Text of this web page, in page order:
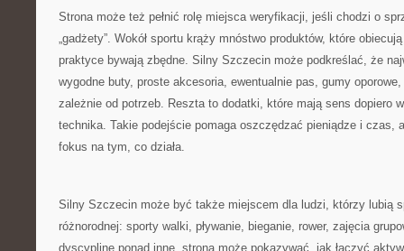
Strona może też pełnić rolę miejsca weryfikacji, jeśli chodzi o
„gadżety”. Wokół sportu krąży mnóstwo produktów, które
praktyce bywają zbędne. Silny Szczecin może podkreślać, że
wygodne buty, proste akcesoria, ewentualnie pas, gumy
zależnie od potrzeb. Reszta to dodatki, które mają sens dopiero
technika. Takie podejście pomaga oszczędzać pieniądze i czas,
fokus na tym, co działa.
Silny Szczecin może być także miejscem dla ludzi, którzy lubią
różnorodnej: sporty walki, pływanie, bieganie, rower, zajęcia
dyscyplinę ponad inne, strona może pokazywać, jak łączyć